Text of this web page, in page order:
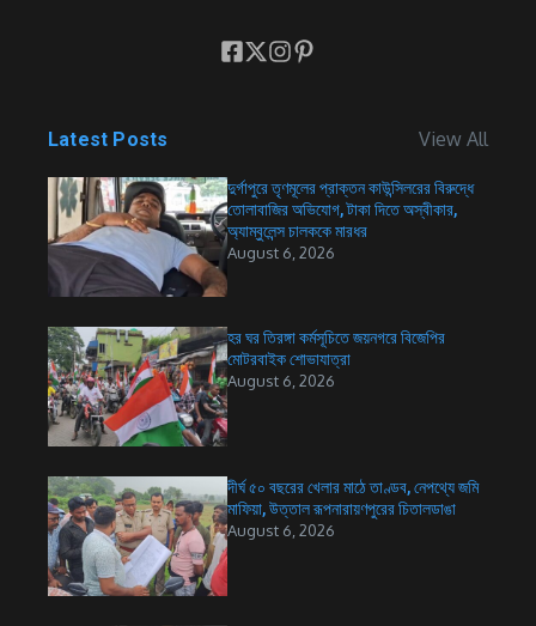
Latest Posts View All
দুর্গাপুরে তৃণমূলের প্রাক্তন কাউন্সিলরের বিরুদ্ধে
তোলাবাজির অভিযোগ, টাকা দিতে অস্বীকার,
অ্যাম্বুলেন্স চালককে মারধর
August 6, 2026
হর ঘর তিরঙ্গা কর্মসূচিতে জয়নগরে বিজেপির
মোটরবাইক শোভাযাত্রা
August 6, 2026
দীর্ঘ ৫০ বছরের খেলার মাঠে তাণ্ডব, নেপথ্যে জমি
মাফিয়া, উত্তাল রূপনারায়ণপুরের চিতালডাঙা
August 6, 2026